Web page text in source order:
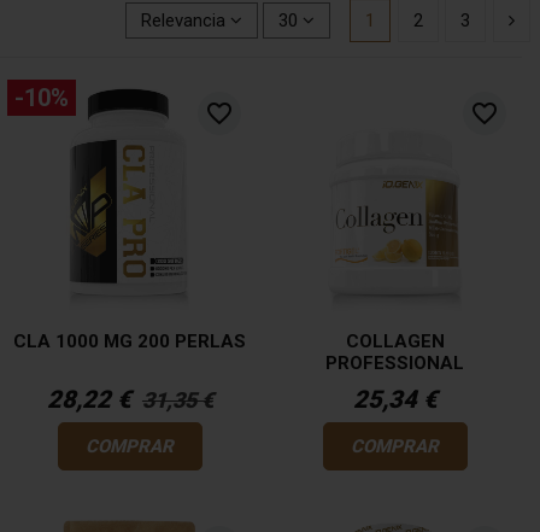
Relevancia 30 1 2 3
-10%
favorite_border
CLA 1000 MG 200 PERLAS
28,22 € 31,35 €
COMPRAR
favorite_border
COLLAGEN
PROFESSIONAL
25,34 €
COMPRAR